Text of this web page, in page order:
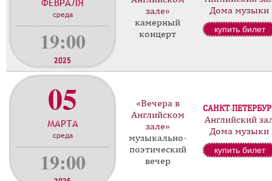
среда
19:00
2025
зале»
камерный
концерт
Дома музыки
купить билет
05
МАРТА
среда
19:00
«Вечера в
Английском
зале»
музыкально-
поэтический
вечер
САНКТ-
Английский
Дома музыки
купить билет